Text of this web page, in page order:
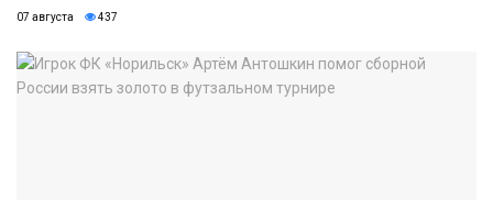
07 августа 437